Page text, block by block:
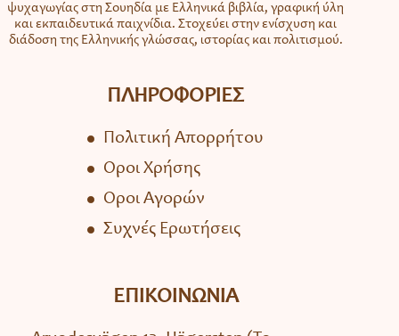
ψυχαγωγίας στη Σουηδία με Ελληνικά βιβλία, γραφική ύλη
και εκπαιδευτικά παιχνίδια. Στοχεύει στην ενίσχυση και
διάδοση της Ελληνικής γλώσσας, ιστορίας και πολιτισμού.
ΠΛΗΡΟΦΟΡΙΕΣ
Πολιτική Απορρήτου
Όροι Χρήσης
Όροι Αγορών
Συχνές Ερωτήσεις
ΕΠΙΚΟΙΝΩΝΙΑ